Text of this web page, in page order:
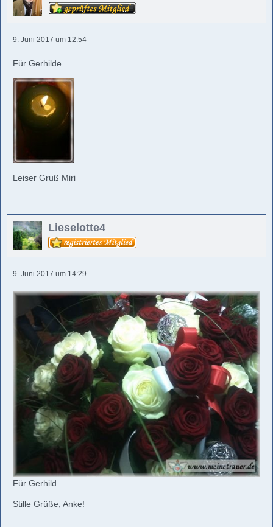
9. Juni 2017 um 12:54
Für Gerhilde
Leiser Gruß Miri
Lieselotte4
9. Juni 2017 um 14:29
Für Gerhild
Stille Grüße, Anke!